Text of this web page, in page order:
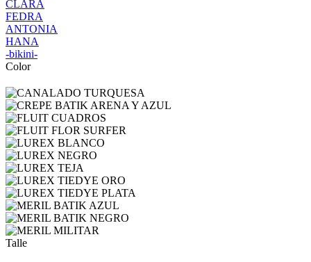
CLARA
FEDRA
ANTONIA
HANA
-bikini-
Color
Talle